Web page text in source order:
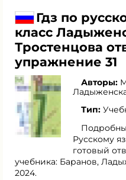
Гдз по
класс
Тростенцова
упражнение 31
Авторы:
Тип:
Русскому
готовый
учебника: Баранов,
2024.